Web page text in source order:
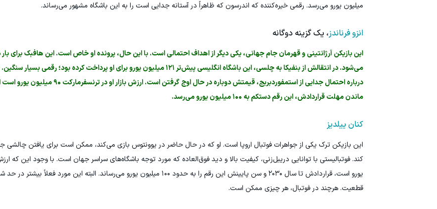
میلیون یورو می‌رسد. رقمی خیره‌کننده که اندرسون که ظاهراً در آستانه جدایی است را به این باشگاه مشهور می‌رساند.
انزو فرناندز، یک گزینه دوگانه
این بازیکن آرژانتینی و قهرمان جام جهانی، یکی دیگر از اهداف احتمالی است. با این حال، پرونده او خاص است. این هافبک برای
می‌شود. در انتقالش از بنفیکا به چلسی، این باشگاه انگلیسی پیش‌تر ۱۲۱ میلیون یورو برای او پرداخت کرده بود؛
درباره احتمال جدایی از استمفوردبریج، قیمتش دوباره در حال اوج
ماندن مهلت قراردادش، این رقم دستکم به ۱۰۰ میلیون یورو می‌رسد.
کنان ییلدیز
این بازیکن ترک یکی از جواهرات فوتبال اروپا است. او که در حال حاضر در یوونتوس بازی می‌کند، ممکن است برای یافتن چالشی
یورو است، قراردادش تا سال ۲۰۳۰ و سن پایینش این رقم را به حدود ۱۰۰ میلیون یورو می‌رساند. البته این مورد
قطعیت. هرچند در فوتبال، هر چیزی ممکن است.